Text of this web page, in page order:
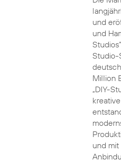
und
und
Studio-
Million
„DIY-
und